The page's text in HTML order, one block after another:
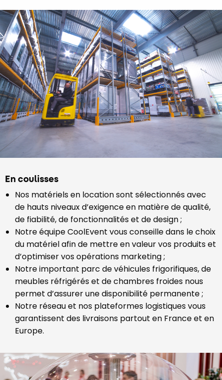
En coulisses
Nos matériels en location sont sélectionnés avec
de hauts niveaux d’exigence en matière de qualité,
de fiabilité, de fonctionnalités et de design ;
Notre équipe CoolEvent vous conseille dans le choix
du matériel afin de mettre en valeur vos produits et
d’optimiser vos opérations marketing ;
Notre important parc de véhicules frigorifiques, de
meubles réfrigérés et de chambres froides nous
permet d’assurer une disponibilité permanente ;
Notre réseau et nos plateformes logistiques vous
garantissent des livraisons partout en France et en
Europe.